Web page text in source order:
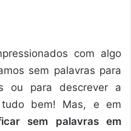
com algo
sem palavras para
ou para descrever a
tudo bem! Mas, e em
sem palavras em